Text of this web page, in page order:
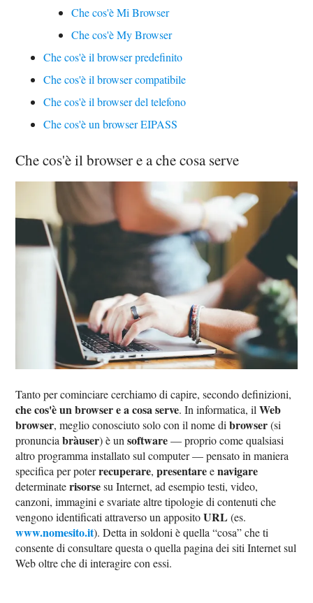
Che cos'è Mi Browser
Che cos'è My Browser
Che cos'è il browser predefinito
Che cos'è il browser compatibile
Che cos'è il browser del telefono
Che cos'è un browser EIPASS
Che cos'è il browser e a che cosa serve
Tanto per cominciare cerchiamo di capire, secondo definizioni,
che cos'è un browser e a cosa serve. In informatica, ilWeb
browser, meglio conosciuto solo con il nome dibrowser(si
pronunciabràuser) è unsoftware— proprio come qualsiasi
altro programma installato sul computer — pensato in maniera
specifica per poterrecuperare,presentareenavigare
determinaterisorsesu Internet, ad esempio testi, video,
canzoni, immagini e svariate altre tipologie di contenuti che
vengono identificati attraverso un appositoURL (es.
www.nomesito.it). Detta in soldoni è quella “cosa” che ti
consente di consultare questa o quella pagina dei siti Internet sul
Web oltre che di interagire con essi.